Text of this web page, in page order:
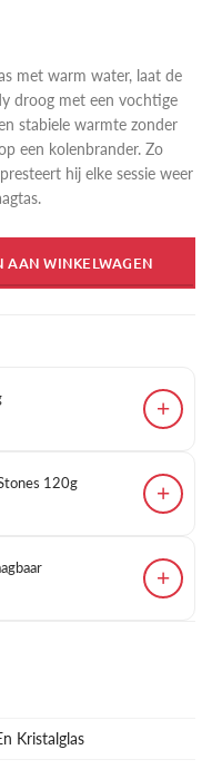
met warm water, laat de
droog met een vochtige
stabiele warmte zonder
een kolenbrander. Zo
hij elke sessie weer
AAN WINKELWAGEN
+
120g
+
+
Kristalglas